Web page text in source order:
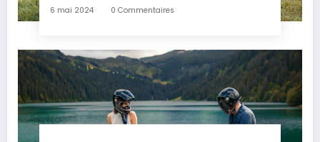
6 mai 2024 0 Commentaires